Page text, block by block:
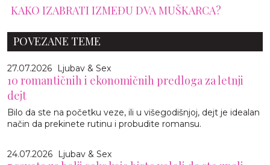
KAKO IZABRATI IZMEĐU DVA MUŠKARCA?
POVEZANE TEME
27.07.2026 Ljubav & Sex
10 romantičnih i ekonomičnih predloga za letnji
dejt
Bilo da ste na početku veze, ili u višegodišnjoj, dejt je idealan
način da prekinete rutinu i probudite romansu.
24.07.2026 Ljubav & Sex